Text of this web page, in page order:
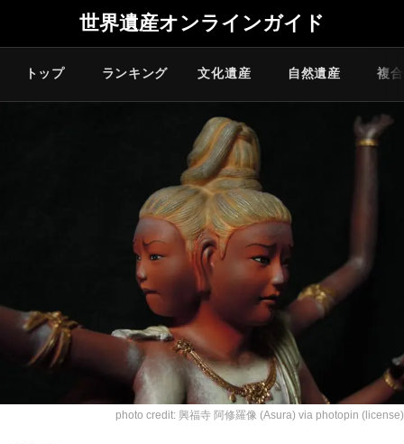
世界遺産オンラインガイド
トップ ランキング 文化遺産 自然遺産 複
photo credit: 興福寺 阿修羅像 (Asura) via photopin (license)